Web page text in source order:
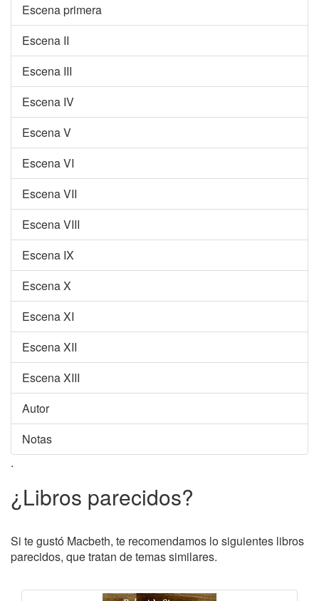
Escena primera
Escena II
Escena III
Escena IV
Escena V
Escena VI
Escena VII
Escena VIII
Escena IX
Escena X
Escena XI
Escena XII
Escena XIII
Autor
Notas
.
¿Libros parecidos?
Si te gustó Macbeth, te recomendamos lo siguientes libros
parecidos, que tratan de temas similares.